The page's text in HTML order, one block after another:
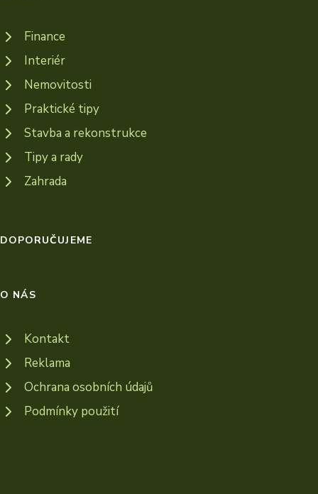
Finance
Interiér
Nemovitosti
Praktické tipy
Stavba a rekonstrukce
Tipy a rady
Zahrada
DOPORUČUJEME
O NÁS
Kontakt
Reklama
Ochrana osobních údajů
Podmínky použití